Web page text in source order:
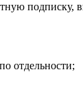
подписку,
отдельности;